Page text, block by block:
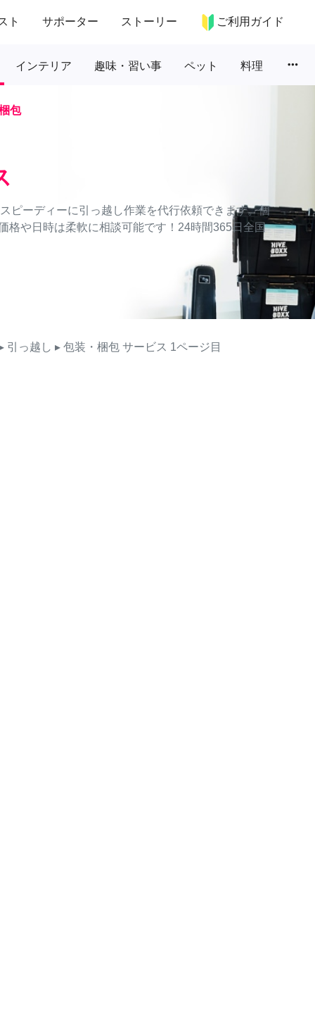
ト サポーター ストーリー ご利用ガイド
インテリア 趣味・習い事 ペット 料理 more_horiz
包
ピーディーに引っ越し作業を代行依頼できます。個
格や日時は柔軟に相談可能です！24時間365日全国
引っ越し ▸ 包装・梱包 サービス 1ページ目